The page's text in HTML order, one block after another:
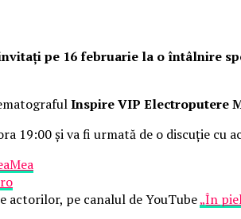
pe 16 februarie la o întâlnire
Inspire VIP Electroputere
19:00 și va fi urmată de o discuție cu
actorilor, pe canalul de YouTube„În